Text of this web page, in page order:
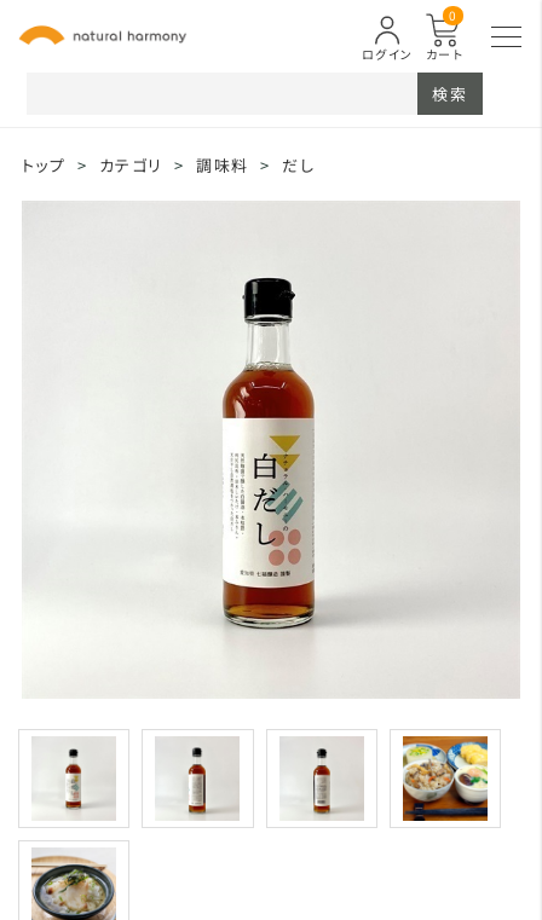
カート
0
ログイン
検索
トップ > カテゴリ > 調味料 > だし